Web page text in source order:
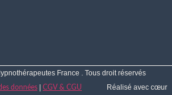
France . Tous droit réservés
données | CGV & CGU
Réalisé avec cœur